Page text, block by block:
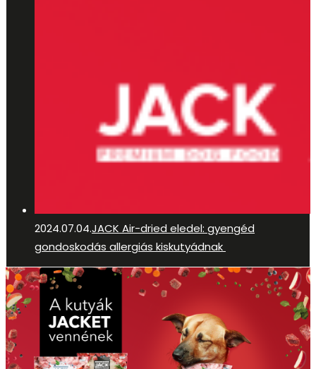
2024.07.04.JACK Air-dried eledel: gyengéd
gondoskodás allergiás kiskutyádnak